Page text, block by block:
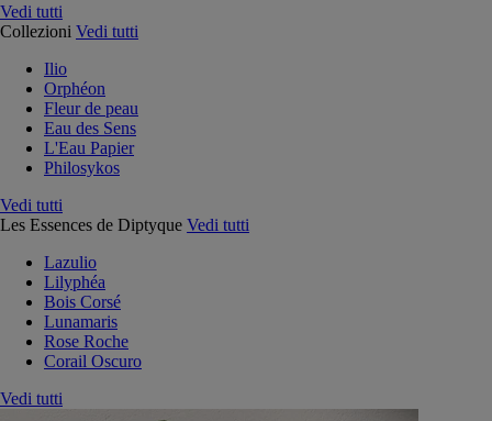
Vedi tutti
Collezioni Vedi tutti
Ilio
Orphéon
Fleur de peau
Eau des Sens
L'Eau Papier
Philosykos
Vedi tutti
Les Essences de Diptyque Vedi tutti
Lazulio
Lilyphéa
Bois Corsé
Lunamaris
Rose Roche
Corail Oscuro
Vedi tutti